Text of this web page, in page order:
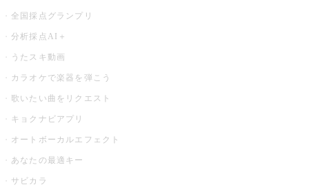
全国採点グランプリ
分析採点AI＋
うたスキ動画
カラオケで楽器を弾こう
歌いたい曲をリクエスト
キョクナビアプリ
オートボーカルエフェクト
あなたの最適キー
サビカラ